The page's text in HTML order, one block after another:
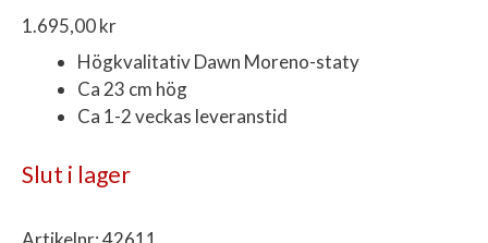
1.695,00kr
Högkvalitativ Dawn Moreno-staty
Ca 23 cm hög
Ca 1-2 veckas leveranstid
Slut i lager